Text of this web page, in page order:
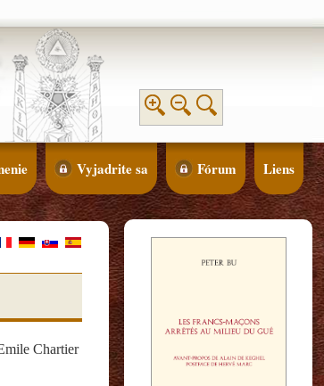
Vyjadrite sa Fórum Liens
Chartier